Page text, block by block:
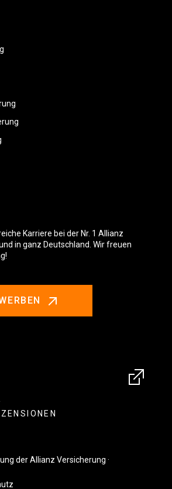
Karriere bei der Nr. 1 Allianz
in ganz Deutschland. Wir freuen
der Allianz Versicherung ·